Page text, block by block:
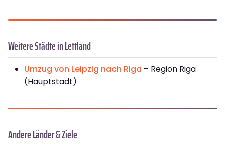
Weitere Städte in Lettland
Umzug von Leipzig nach Riga – Region Riga
(Hauptstadt)
Andere Länder & Ziele